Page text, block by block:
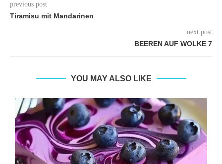
previous post
Tiramisu mit Mandarinen
next post
BEEREN AUF WOLKE 7
YOU MAY ALSO LIKE